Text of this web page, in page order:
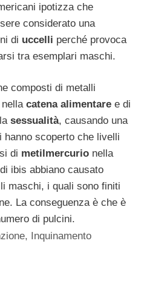
ipotizza che
considerato una
di uccelli perché provoca
tra esemplari maschi.
composti di metalli
catena alimentare e di
sessualità, causando una
hanno scoperto che livelli
di metilmercurio nella
ibis abbiano causato
maschi, i quali sono finiti
La conseguenza è che è
di pulcini.
, Inquinamento